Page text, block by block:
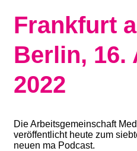
Frankfurt
Berlin, 16.
2022
Die Arbeitsgemeinschaft
veröffentlicht heute zum
neuen ma Podcast.